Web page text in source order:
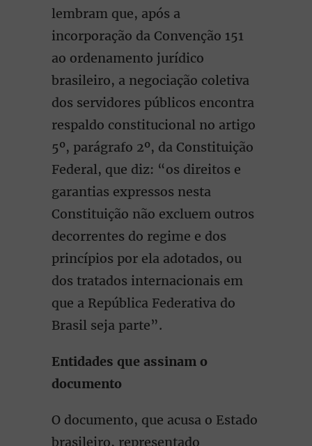
lembram que, após a
incorporação da Convenção 151
ao ordenamento jurídico
brasileiro, a negociação coletiva
dos servidores públicos encontra
respaldo constitucional no artigo
5º, parágrafo 2º, da Constituição
Federal, que diz: “os direitos e
garantias expressos nesta
Constituição não excluem outros
decorrentes do regime e dos
princípios por ela adotados, ou
dos tratados internacionais em
que a República Federativa do
Brasil seja parte”.
Entidades que assinam o
documento
O documento, que acusa o Estado
brasileiro, representado